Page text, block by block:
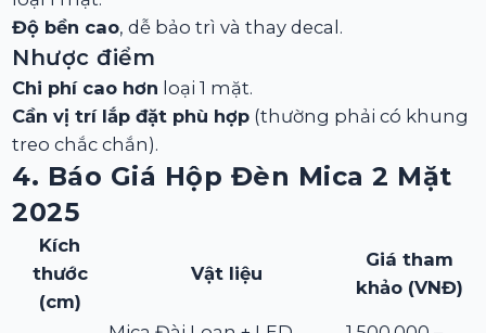
Độ bền cao, dễ bảo trì và thay decal.
Nhược điểm
Chi phí cao hơn loại 1 mặt.
Cần vị trí lắp đặt phù hợp (thường phải có khung
treo chắc chắn).
4. Báo Giá Hộp Đèn Mica 2 Mặt
2025
Kích
thước
(cm)
Vật liệu
Giá tham
khảo (VNĐ)